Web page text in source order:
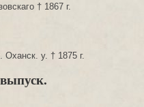
† 1867 г.
у. † 1875 г.